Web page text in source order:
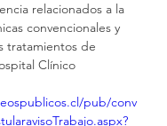
relacionados a la
convencionales y
tratamientos de
Clínico
pub/conv